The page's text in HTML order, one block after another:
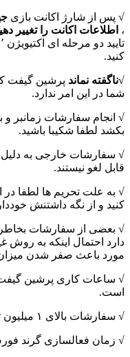
√ پس از شارژ اکانت بازی
، اطلاعات اکانت را تغییر
کنید.
√ناگفته نماند پرشین گیفت
شما در این امر ندارد.
√ انجام سفارشات
بکشد لطفا شکیبا باشید.
√ سفارشات خارجی به
قابل لغو نیستند.
√ به علت تحریم ها لطفا
کنید و از نگه داشتنش
√ بعضی از سفارشات
دارد احتمال اینکه به
مورد باعث صفر شدن
√ ساعات کاری پرشین
است.
√ سفارشات بالای ۱ میلیون تومان نیاز به احراز هویت خریدار دارد.
√ زمان فعالسازی گرند فورس ساعت